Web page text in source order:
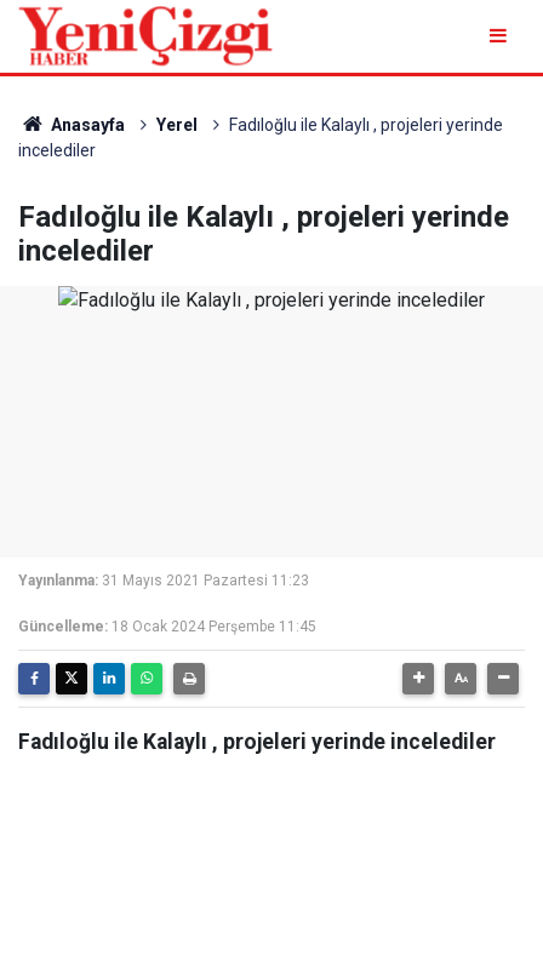
Anasayfa Yerel
Fadıloğlu ile Kalaylı , projeleri yerinde
incelediler
Fadıloğlu ile Kalaylı , projeleri yerinde
incelediler
Yayınlanma: 31 Mayıs 2021 Pazartesi 11:23
Güncelleme: 18 Ocak 2024 Perşembe 11:45
Fadıloğlu ile Kalaylı , projeleri yerinde incelediler